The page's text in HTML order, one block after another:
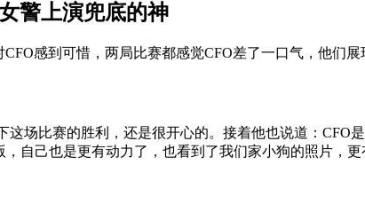
警上演兜底的神
感到可惜，两局比赛都感觉CFO差了一口气，他们
这场比赛的胜利，还是很开心的。接着他也说道：
自己也是更有动力了，也看到了我们家小狗的照片，更